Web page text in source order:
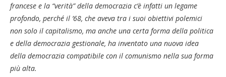
francese e la “verità” della democrazia c’è infatti un legame
profondo, perché il ’68, che aveva tra i suoi obiettivi polemici
non solo il capitalismo, ma anche una certa forma della politica
e della democrazia gestionale, ha inventato una nuova idea
della democrazia compatibile con il comunismo nella sua forma
più alta.